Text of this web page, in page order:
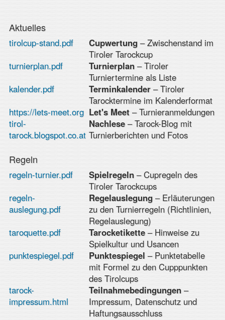
Aktuelles
tirolcup-stand.pdf Cupwertung – Zwischenstand im
Tiroler Tarockcup
turnierplan.pdf
Turnierplan – Tiroler
Turniertermine als Liste
kalender.pdf
Terminkalender – Tiroler
Tarocktermine im Kalenderformat
https://lets-meet.org Let's Meet – Turnieranmeldungen
tirol-
tarock.blogspot.co.at
Nachlese – Tarock-Blog mit
Turnierberichten und Fotos
Regeln
regeln-turnier.pdf Spielregeln – Cupregeln des
Tiroler Tarockcups
regeln-
auslegung.pdf
Regelauslegung – Erläuterungen
zu den Turnierregeln (Richtlinien,
Regelauslegung)
taroquette.pdf
Tarocketikette – Hinweise zu
Spielkultur und Usancen
punktespiegel.pdf
Punktespiegel – Punktetabelle
mit Formel zu den Cupppunkten
des Tirolcups
tarock-
impressum.html
Teilnahmebedingungen –
Impressum, Datenschutz und
Haftungsausschluss